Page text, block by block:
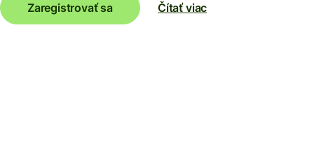
Zaregistrovať sa Čítať viac